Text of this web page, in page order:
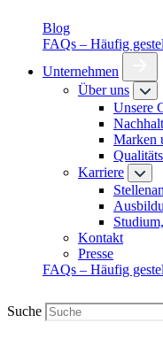
Blog
FAQs – Häufig
Unternehmen
Über uns
Unsere
Marken
Karriere
Kontakt
Presse
FAQs – Häufig
Suche